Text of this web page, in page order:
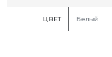
ЦВЕТ Белый